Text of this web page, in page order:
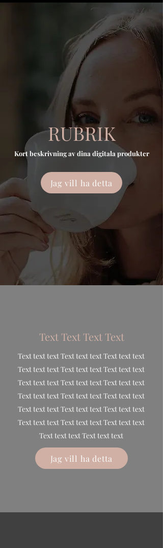
RUBRIK
Kort beskrivning av dina digitala produkter
Jag vill ha detta
Text Text Text Text
Text text text Text text text Text text text
Text text text Text text text Text text text
Text text text Text text text Text text text
Text text text Text text text Text text text
Text text text Text text text Text text text
Text text text Text text text Text text text
Text text text Text text text
Jag vill ha detta